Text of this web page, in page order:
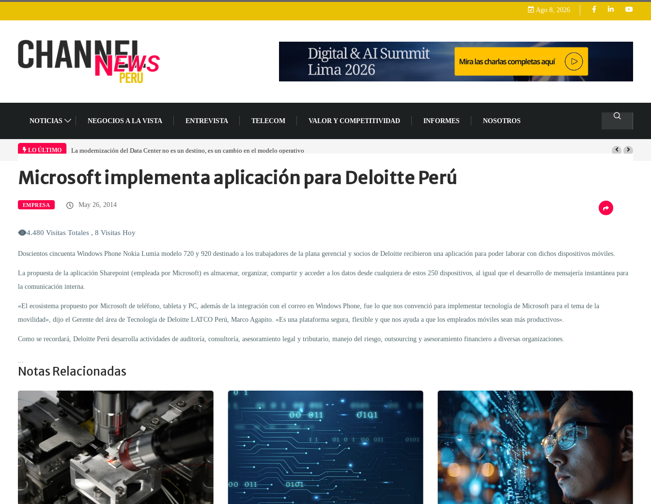
Ago 8, 2026
NOTICIAS NEGOCIOS A LA VISTA ENTREVISTA TELECOM VALOR Y COMPETITIVIDAD INFORMES NOSOTROS
LO ÚLTIMO La modernización del Data Center no es un destino, es un cambio en el modelo operativo
Home Empresa Microsoft implementa aplicación…
Microsoft implementa aplicación para Deloitte Perú
EMPRESA May 26, 2014
4.480 Visitas Totales , 8 Visitas Hoy
Doscientos cincuenta Windows Phone Nokia Lumia modelo 720 y 920 destinado a los trabajadores de la plana gerencial y socios de Deloitte recibieron una aplicación para poder laborar con dichos dispositivos móviles.
La propuesta de la aplicación Sharepoint (empleada por Microsoft) es almacenar, organizar, compartir y acceder a los datos desde cualquiera de estos 250 dispositivos, al igual que el desarrollo de mensajería instantánea para
la comunicación interna.
«El ecosistema propuesto por Microsoft de teléfono, tableta y PC, además de la integración con el correo en Windows Phone, fue lo que nos convenció para implementar tecnología de Microsoft para el tema de la
movilidad», dijo el Gerente del área de Tecnología de Deloitte LATCO Perú, Marco Agapito. «Es una plataforma segura, flexible y que nos ayuda a que los empleados móviles sean más productivos».
Como se recordará, Deloitte Perú desarrolla actividades de auditoría, consultoría, asesoramiento legal y tributario, manejo del riesgo, outsourcing y asesoramiento financiero a diversas organizaciones.
Notas Relacionadas